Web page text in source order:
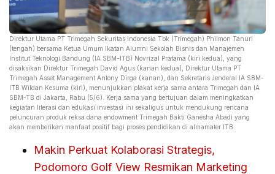
Direktur Utama PT Trimegah Sekuritas Indonesia Tbk (Trimegah) Philmon Tanuri
(tengah) bersama Ketua Umum Ikatan Alumni Sekolah Bisnis dan Manajemen
Institut Teknologi Bandung (IA SBM-ITB) Novrizal Pratama (kiri kedua), yang
disaksikan Direktur Trimegah David Agus (kanan kedua), Direktur Utama PT
Trimegah Asset Management Antony Dirga (kanan), dan Sekretaris Jenderal IA SBM-
ITB Wildan Kesuma (kiri), menunjukkan plakat kerja sama antara Trimegah dan IA
SBM-TB di Jakarta, Rabu (5/6). Kerja sama yang bertujuan dalam meningkatkan
kegiatan literasi dan edukasi investasi ini sekaligus untuk mendukung rencana
peluncuran produk reksa dana endowment Trimegah Bakti Ganesha Abadi yang
akan memberikan manfaat positif bagi proses pendidikan di almamater ITB.
Makin Perkuat Kolaborasi Strategis,
Podomoro Golf View Resmikan Marketing